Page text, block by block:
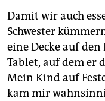
Damit wir auch
Schwester
eine Decke auf
Tablet, auf dem er
Mein Kind auf
kam mir